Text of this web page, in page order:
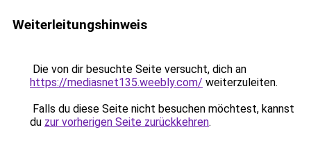
Weiterleitungshinweis
Die von dir besuchte Seite versucht, dich an
https://mediasnet135.weebly.com/ weiterzuleiten.
Falls du diese Seite nicht besuchen möchtest, kannst
du zur vorherigen Seite zurückkehren.